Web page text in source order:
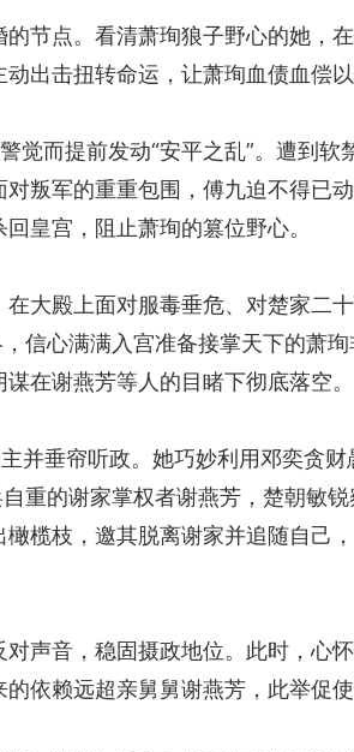
节点。看清萧珣狼子野心的她，
出击扭转命运，让萧珣血债血偿以
觉而提前发动“安平之乱”。遭到
叛军的重重包围，傅九迫不得已
皇宫，阻止萧珣的篡位野心。
大殿上面对服毒垂危、对楚家二
信心满满入宫准备接掌天下的萧
在谢燕芳等人的目睹下彻底落空。
并垂帘听政。她巧妙利用邓奕贪
重的谢家掌权者谢燕芳，楚朝敏
榄枝，邀其脱离谢家并追随自己
声音，稳固摄政地位。此时，心
依赖远超亲舅舅谢燕芳，此举促